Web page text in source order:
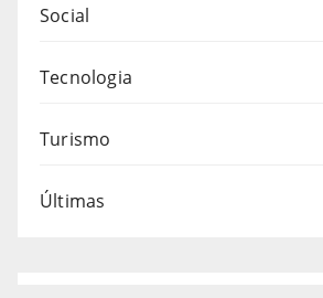
Social
Tecnologia
Turismo
Últimas